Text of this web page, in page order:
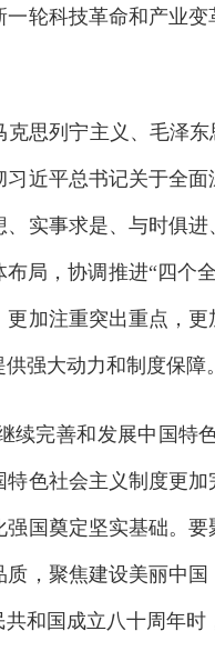
轮科技革命和产业
列宁主义、毛泽东
近平总书记关于全
实事求是、与时俱
局，协调推进“四
加注重突出重点，
强大动力和制度保障。
完善和发展中国特
色社会主义制度更
国奠定坚实基础。
，聚焦建设美丽中
和国成立八十周年时